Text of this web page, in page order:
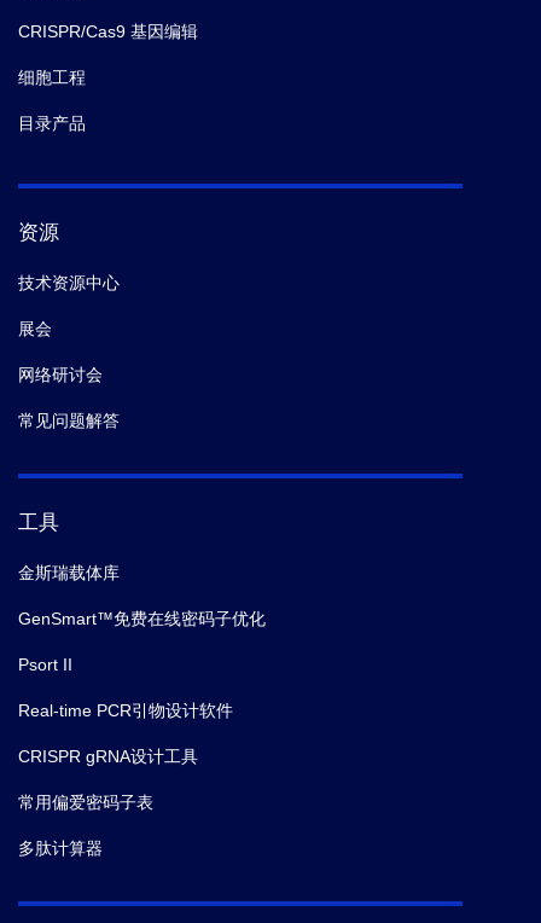
CRISPR/Cas9 基因编辑
细胞工程
目录产品
资源
技术资源中心
展会
网络研讨会
常见问题解答
工具
金斯瑞载体库
GenSmart™免费在线密码子优化
Psort II
Real-time PCR引物设计软件
CRISPR gRNA设计工具
常用偏爱密码子表
多肽计算器